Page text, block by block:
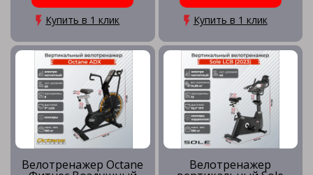
Купить в 1 клик Купить в 1 клик
Велотренажер Octane Велотренажер